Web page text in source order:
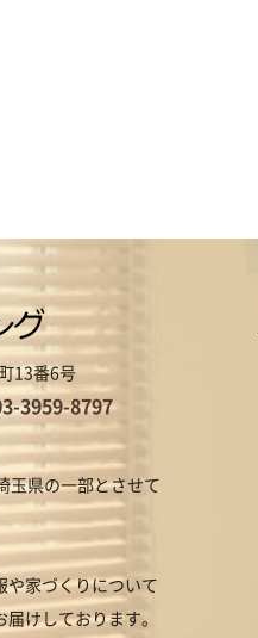
13番6号
3959-8797
玉県の一部とさせて
や家づくりについて
けしております。